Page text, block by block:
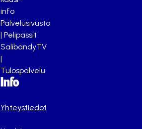
info
Palvelusivusto
| Pelipassit
SalibandyTV
|
Tulospalvelu
Info
Yhteystiedot